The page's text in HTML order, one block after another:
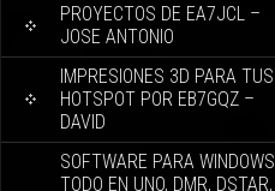
PROYECTOS DE EA7JCL –
JOSE ANTONIO
IMPRESIONES 3D PARA TUS
HOTSPOT POR EB7GQZ –
DAVID
SOFTWARE PARA WINDOWS
TODO EN UNO, DMR, DSTAR,